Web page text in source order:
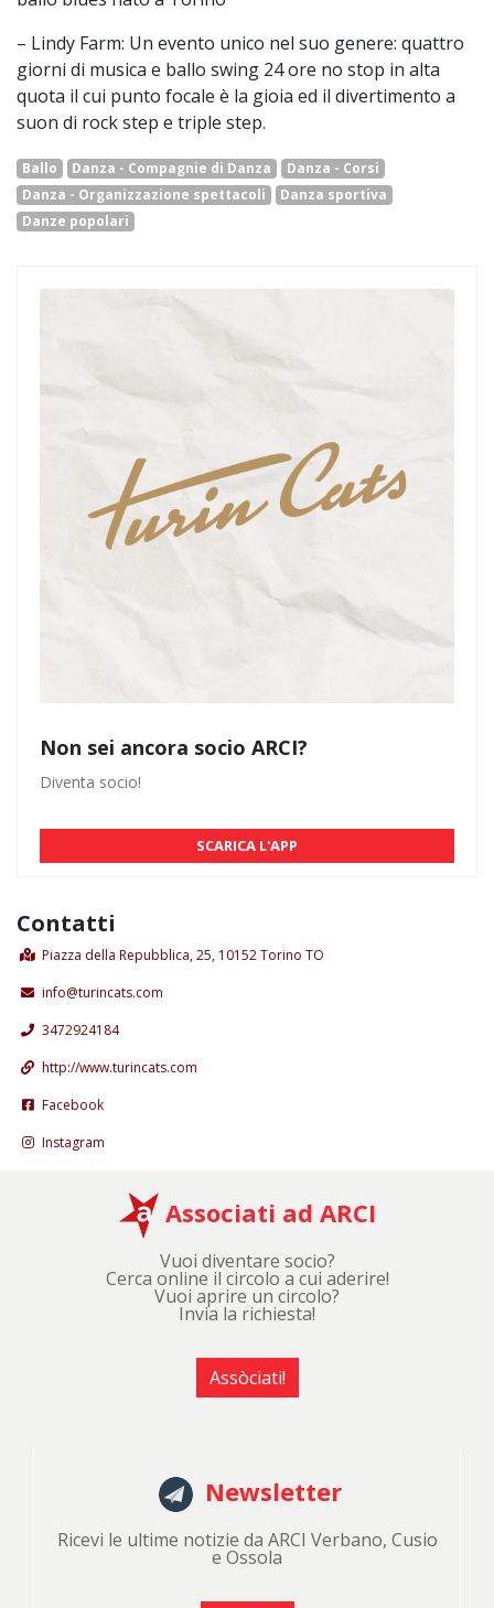
– Lindy Farm: Un evento unico nel suo genere: quattro
giorni di musica e ballo swing 24 ore no stop in alta
quota il cui punto focale è la gioia ed il divertimento a
suon di rock step e triple step.
Ballo Danza - Compagnie di Danza
Danza - Corsi
Danza - Organizzazione spettacoli
Danza sportiva
Danze popolari
Non sei ancora socio ARCI?
Diventa socio!
SCARICA L'APP
Contatti
Piazza della Repubblica, 25, 10152 Torino TO
info@turincats.com
3472924184
http://www.turincats.com
Facebook
Instagram
Associati ad ARCI
Vuoi diventare socio?
Cerca online il circolo a cui aderire!
Vuoi aprire un circolo?
Invia la richiesta!
Assòciati!
Newsletter
Ricevi le ultime notizie da ARCI Verbano, Cusio
e Ossola